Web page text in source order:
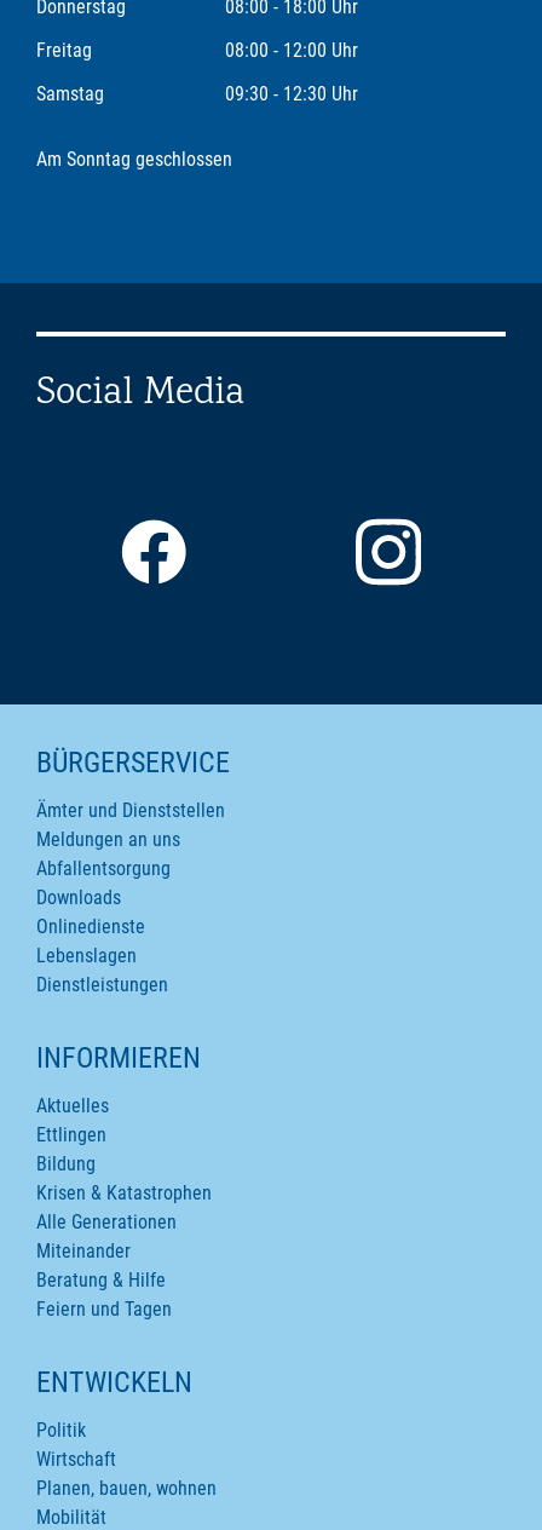
Donnerstag
08:00 - 18:00 Uhr
Freitag
08:00 - 12:00 Uhr
Samstag
09:30 - 12:30 Uhr
Am Sonntag geschlossen
Social Media
SEITENINHALTE
BÜRGERSERVICE
Ämter und Dienststellen
Meldungen an uns
Abfallentsorgung
Downloads
Onlinedienste
Lebenslagen
Dienstleistungen
INFORMIEREN
Aktuelles
Ettlingen
Bildung
Krisen & Katastrophen
Alle Generationen
Miteinander
Beratung & Hilfe
Feiern und Tagen
ENTWICKELN
Politik
Wirtschaft
Planen, bauen, wohnen
Mobilität